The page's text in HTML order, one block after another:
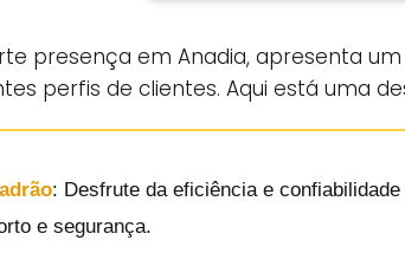
presença em Anadia, apresenta
perfis de clientes. Aqui está uma
: Desfrute da eficiência e
e segurança.